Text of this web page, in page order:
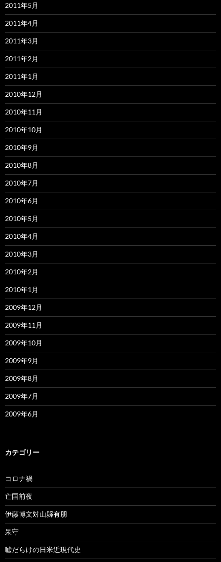
2011年5月
2011年4月
2011年3月
2011年2月
2011年1月
2010年12月
2010年11月
2010年10月
2010年9月
2010年8月
2010年7月
2010年6月
2010年5月
2010年4月
2010年3月
2010年2月
2010年1月
2009年12月
2009年11月
2009年10月
2009年9月
2009年8月
2009年7月
2009年6月
カテゴリー
コロナ禍
亡国前夜
伊藤博文対山縣有朋
呆守
嘘だらけの日米近現代史